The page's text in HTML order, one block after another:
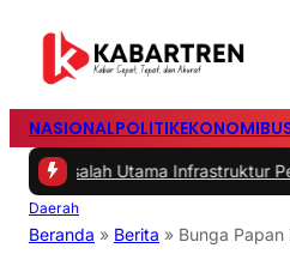
NASIONALPOLITIKEKONOMI
Utama Infrastruktur Pengisian
Daerah
Beranda » Berita » Bunga